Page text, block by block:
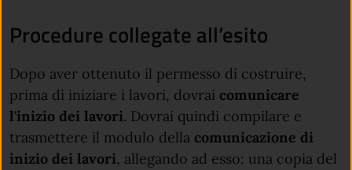
Procedure collegate all’esito
Dopo aver ottenuto il permesso di costruire,
prima di iniziare i lavori, dovrai comunicare
l'inizio dei lavori. Dovrai quindi compilare e
trasmettere il modulo della comunicazione di
inizio dei lavori, allegando ad esso: una copia del